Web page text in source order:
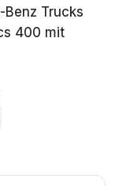
Trucks
400 mit